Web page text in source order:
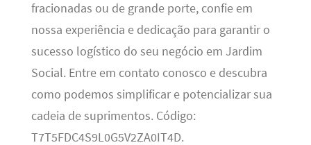
fracionadas ou de grande porte, confie em
nossa experiência e dedicação para garantir o
sucesso logístico do seu negócio em Jardim
Social. Entre em contato conosco e descubra
como podemos simplificar e potencializar sua
cadeia de suprimentos. Código:
T7T5FDC4S9L0G5V2ZA0IT4D.